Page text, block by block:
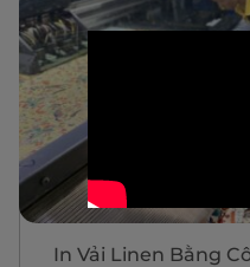
In Vải Linen Bằng